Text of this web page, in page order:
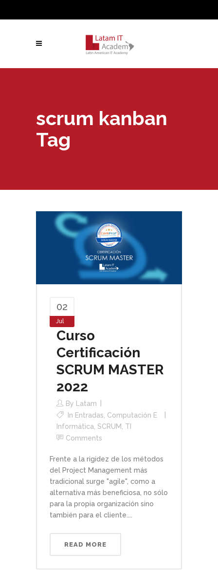
scrum kanban
Tag
02
Jul
Curso
Certificación
SCRUM MASTER
2022
By Latam
In Entradas, Computación E
Informática, SCRUM, TI
Comments
Frente a la rigidez de los métodos
del Project Management más
tradicional surge "agile", como a
alternativa más beneficiosa, no sólo
para la propia organización sino
también para el cliente....
READ MORE